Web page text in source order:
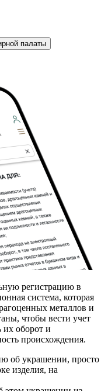
палаты
регистрацию в
система, которая
металлов и
чтобы вести учет
их оборот и
происхождения.
об украшении, просто
изделия, на